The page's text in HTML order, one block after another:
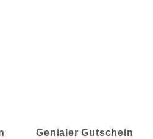
Genialer Gutschein